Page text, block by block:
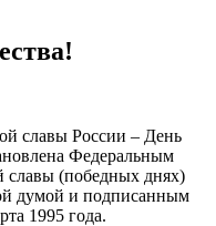
славы России – День
Федеральным
(победных днях)
думой и подписанным
1995 года.